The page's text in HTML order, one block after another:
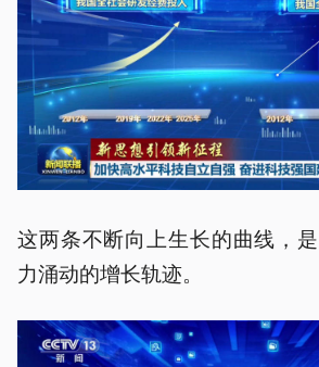
这两条不断向上生长的曲线，
力涌动的增长轨迹。